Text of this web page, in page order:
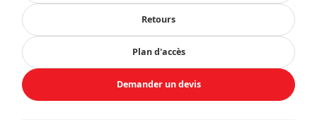
Retours
Plan d'accès
Demander un devis